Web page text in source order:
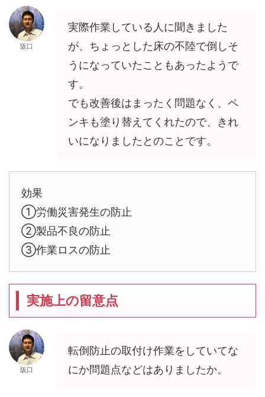
阪口
実際作業している人に聞きました
が、ちょっとした床の不陸で倒しそ
うになっていたこともあったようで
す。
でも改善後はまったく問題なく、ペ
ンキも塗り替えてくれたので、きれ
いになりましたとのことです。
効果
①労働災害発生の防止
②製品不良の防止
③作業ロスの防止
実施上の留意点
阪口
転倒防止の取付け作業をしていてな
にか問題点などはありましたか。